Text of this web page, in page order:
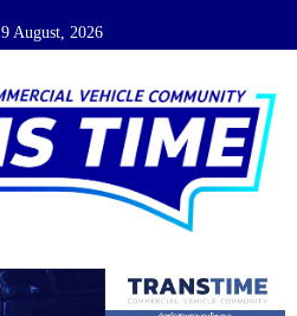
9 August, 2026